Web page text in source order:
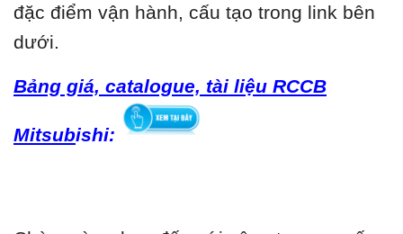
đặc điểm vận hành, cấu tạo trong link bên
dưới.
Bảng giá, catalogue, tài liệu RCCB
Mitsubishi: